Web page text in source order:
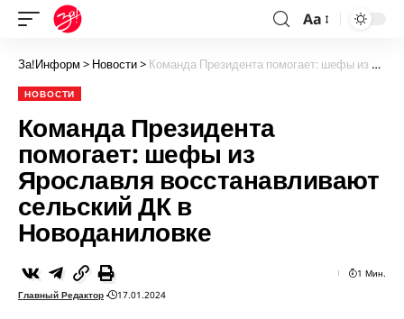
Aa
За!Информ > Новости> Команда Президента помогает: шефы из Ярославля восстанавливают сельский ДК в Новоданиловке
НОВОСТИ
Команда Президента
помогает: шефы из
Ярославля восстанавливают
сельский ДК в
Новоданиловке
Главный Редактор 17.01.2024
1 Мин.